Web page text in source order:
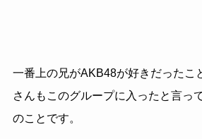
一番上の兄がAKB48が好きだったこ
さんもこのグループに入ったと言っ
のことです。